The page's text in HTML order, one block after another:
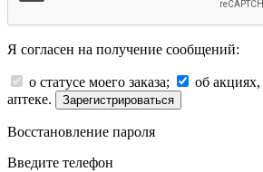
Я согласен на получение сообщений:
о статусе моего заказа;
об
аптеке.
Зарегистрироваться
Восстановление пароля
Введите телефон